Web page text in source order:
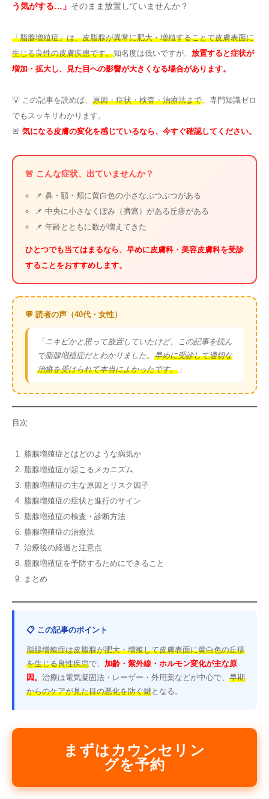
う気がする…」 そのまま放置していませんか？
「脂腺増殖症」は、皮脂腺が異常に肥大・増殖することで皮膚表面に
生じる良性の皮膚疾患です。知名度は低いですが、 放置すると症状が
増加・拡大し、見た目への影響が大きくなる場合があります。
💡 この記事を読めば、 原因・症状・検査・治療法まで 、専門知識ゼロ
でもスッキリわかります。
🚨 気になる皮膚の変化を感じているなら、今すぐ確認してください。
🚨 こんな症状、出ていませんか？
📌 鼻・額・頬に黄白色の小さなぶつぶつがある
📌 中央に小さなくぼみ（臍窩）がある丘疹がある
📌 年齢とともに数が増えてきた
ひとつでも当てはまるなら、早めに皮膚科・美容皮膚科を受診
することをおすすめします。
💬 読者の声（40代・女性）
「ニキビかと思って放置していたけど、この記事を読ん
で脂腺増殖症だとわかりました。 早めに受診して適切な
治療を受けられて本当によかったです。 」
目次
脂腺増殖症とはどのような病気か
脂腺増殖症が起こるメカニズム
脂腺増殖症の主な原因とリスク因子
脂腺増殖症の症状と進行のサイン
脂腺増殖症の検査・診断方法
脂腺増殖症の治療法
治療後の経過と注意点
脂腺増殖症を予防するためにできること
まとめ
📋 この記事のポイント
脂腺増殖症は皮脂腺が肥大・増殖して皮膚表面に黄白色の丘疹
を生じる良性疾患で、 加齢・紫外線・ホルモン変化が主な原
因。 治療は電気凝固法・レーザー・外用薬などが中心で、 早期
からのケアが見た目の悪化を防ぐ鍵となる。
まずはカウンセリン
グを予約